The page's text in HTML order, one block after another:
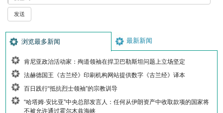
浏览最多新闻 最新新闻
肯尼亚政治活动家：殉道领袖在捍卫巴勒斯坦问题上立场坚定
法赫德国王《古兰经》印刷机构网站提供数字《古兰经》译本
百日践行“抵抗烈士领袖”的宗教训导
“哈塔姆·安比亚”中央总部发言人：任何从伊朗资产中收取款项的国家将
不被允许通过霍尔木兹海峡